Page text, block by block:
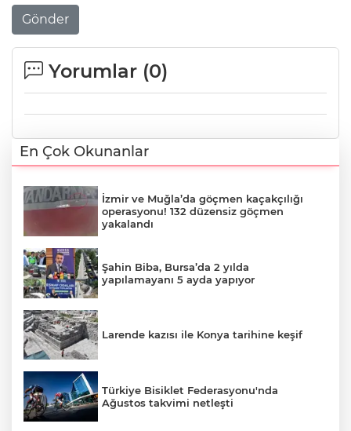
Gönder
Yorumlar (0)
En Çok Okunanlar
İzmir ve Muğla’da göçmen kaçakçılığı
operasyonu! 132 düzensiz göçmen
yakalandı
Şahin Biba, Bursa’da 2 yılda
yapılamayanı 5 ayda yapıyor
Larende kazısı ile Konya tarihine keşif
Türkiye Bisiklet Federasyonu'nda
Ağustos takvimi netleşti